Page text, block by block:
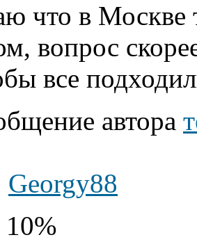
что в Москве
вопрос
все
автора
Georgy88
10%